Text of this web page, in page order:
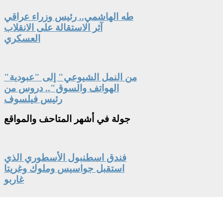
طه الهاشمي.. رئيس وزراء عراقي
آثر الاستقالة على الانقلاب
العسكري
"من النمل الشيوعي" إلى "عبودية
الهواتف والسوق".. دروس من
رئيس فيلسوف
جولة في أشهر المتاحف والمواقع
فندق اسطنبول الأسطوري الذي
استقبل جواسيس وملوك وغريتا
غاربو